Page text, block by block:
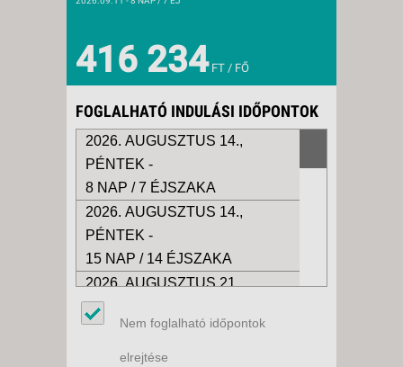
416 234FT / FŐ
FOGLALHATÓ INDULÁSI IDŐPONTOK
2026. AUGUSZTUS 14.,
PÉNTEK -
8 NAP / 7 ÉJSZAKA
2026. AUGUSZTUS 14.,
PÉNTEK -
15 NAP / 14 ÉJSZAKA
2026. AUGUSZTUS 21.,
PÉNTEK -
15 NAP / 14 ÉJSZAKA
2026. AUGUSZTUS 21.,
Nem foglalható időpontok
elrejtése